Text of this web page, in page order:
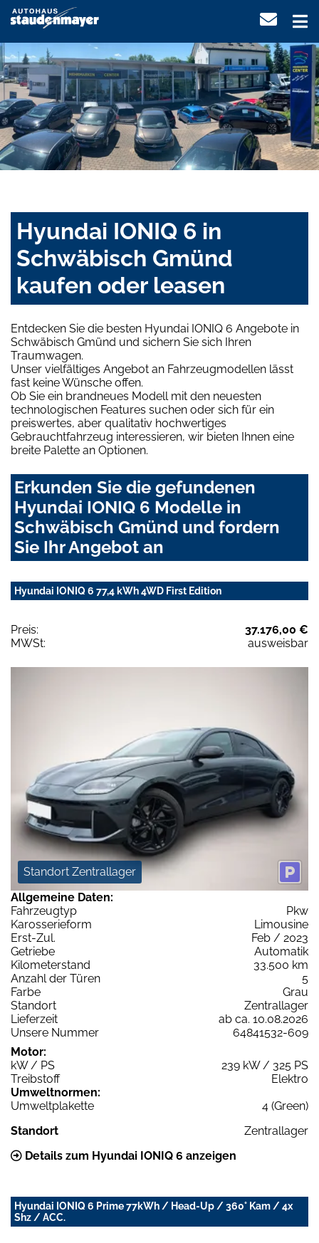
Hyundai IONIQ 6 in
Schwäbisch Gmünd
kaufen oder leasen
Entdecken Sie die besten Hyundai IONIQ 6 Angebote in
Schwäbisch Gmünd und sichern Sie sich Ihren
Traumwagen.
Unser vielfältiges Angebot an Fahrzeugmodellen lässt
fast keine Wünsche offen.
Ob Sie ein brandneues Modell mit den neuesten
technologischen Features suchen oder sich für ein
preiswertes, aber qualitativ hochwertiges
Gebrauchtfahrzeug interessieren, wir bieten Ihnen eine
breite Palette an Optionen.
Erkunden Sie die gefundenen
Hyundai IONIQ 6 Modelle in
Schwäbisch Gmünd und fordern
Sie Ihr Angebot an
Hyundai IONIQ 6 77,4 kWh 4WD First Edition
Preis:
37.176,00 €
MWSt:
ausweisbar
Standort Zentrallager
Allgemeine Daten:
Fahrzeugtyp
Pkw
Karosserieform
Limousine
Erst-Zul.
Feb / 2023
Getriebe
Automatik
Kilometerstand
33.500 km
Anzahl der Türen
5
Farbe
Grau
Standort
Zentrallager
Lieferzeit
ab ca. 10.08.2026
Unsere Nummer
64841532-609
Motor:
kW / PS
239 kW / 325 PS
Treibstoff
Elektro
Umweltnormen:
Umweltplakette
4 (Green)
Standort
Zentrallager
Details zum Hyundai IONIQ 6 anzeigen
Hyundai IONIQ 6 Prime 77kWh / Head-Up / 360° Kam / 4x
Shz / ACC.